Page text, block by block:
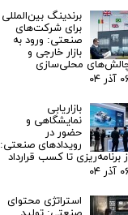
برندینگ بین‌المللی
برای شرکت‌های
صنعتی: ورود به
بازار خارجی و
محلی‌سازی
۰۴
بازاریابی
نمایشگاهی و
حضور در
رویدادهای صنعتی:
برنامه‌ریزی تا کسب قرارداد
۰۴
استراتژی محتوای